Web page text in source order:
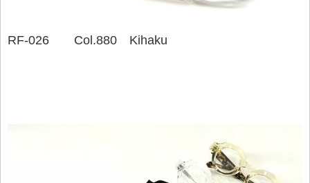
RF-026 Col.880 Kihaku